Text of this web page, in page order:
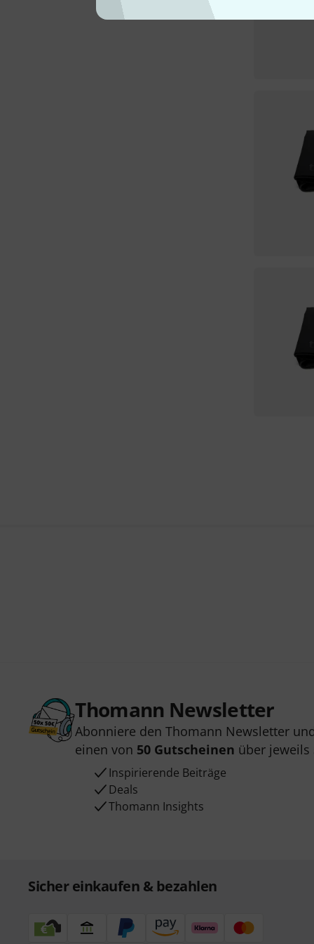
Thomann Newsletter
Abonniere den Thomann Newsletter
einen von 50 Gutscheinen über jeweils
Inspirierende Beiträge
Deals
Thomann Insights
Sicher einkaufen & bezahlen